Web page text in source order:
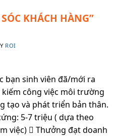
KHÁCH HÀNG”
ROI
bạn sinh viên đã/mới ra
công việc môi trường
tạo và phát triển bản thân.
5-7 triệu ( dựa theo
việc)  Thưởng đạt doanh